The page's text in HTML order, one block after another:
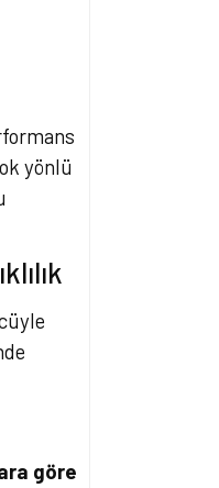
yönlü
göre